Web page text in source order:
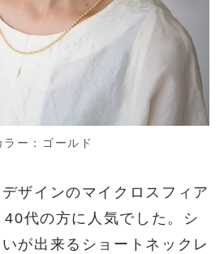
ラー：ゴールド
ザインのマイクロスフィア
代の方に人気でした。シ
が出来るショートネックレ